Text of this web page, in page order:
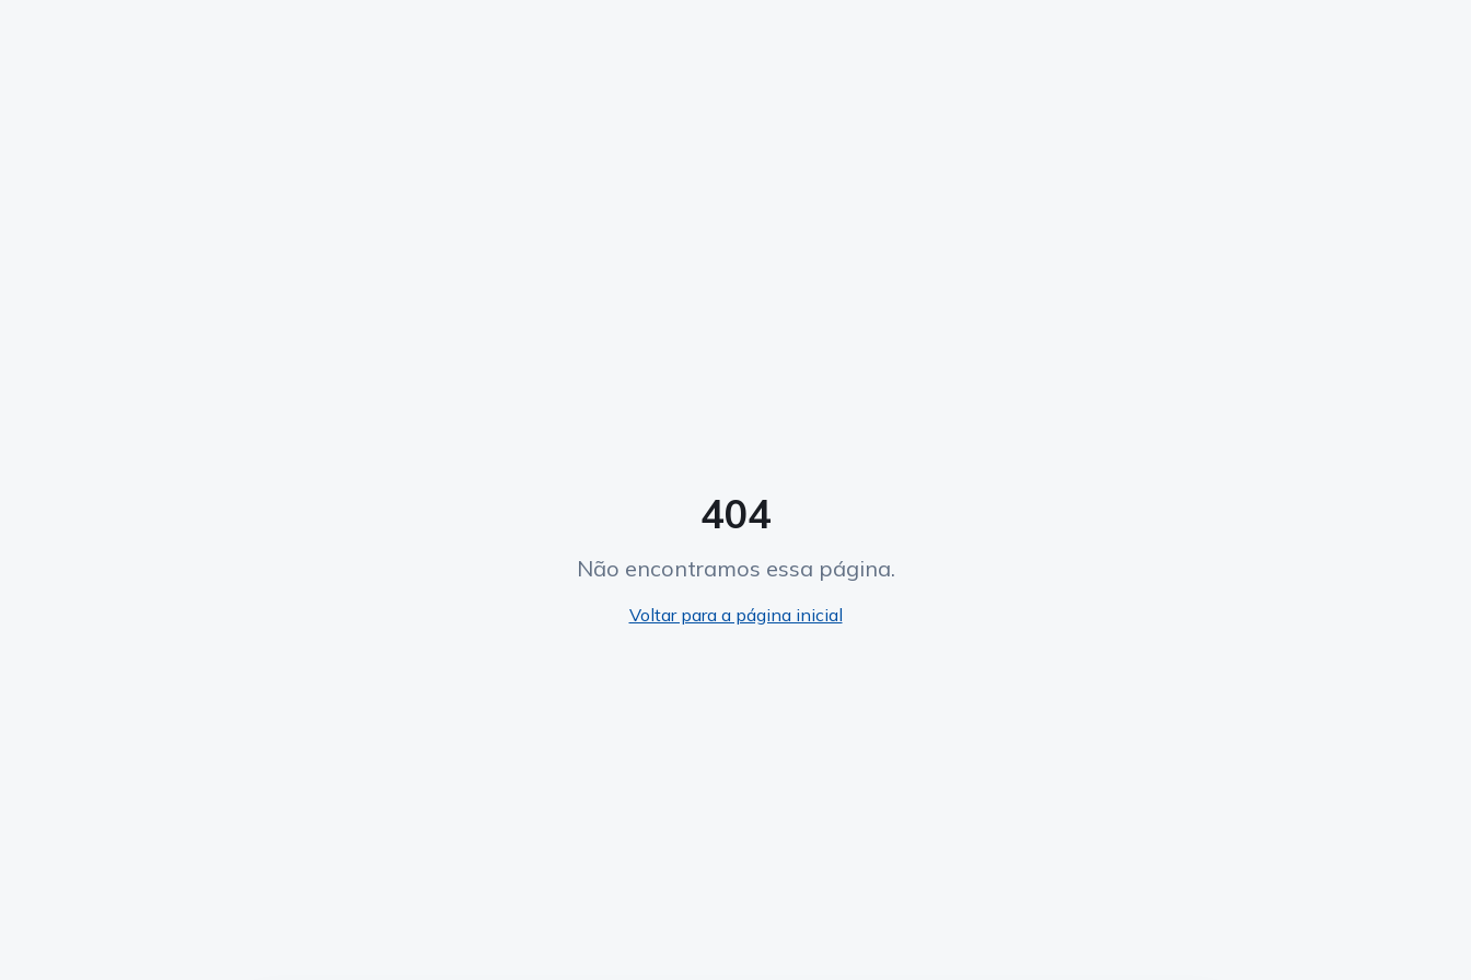
404
Não encontramos essa página.
Voltar para a página inicial